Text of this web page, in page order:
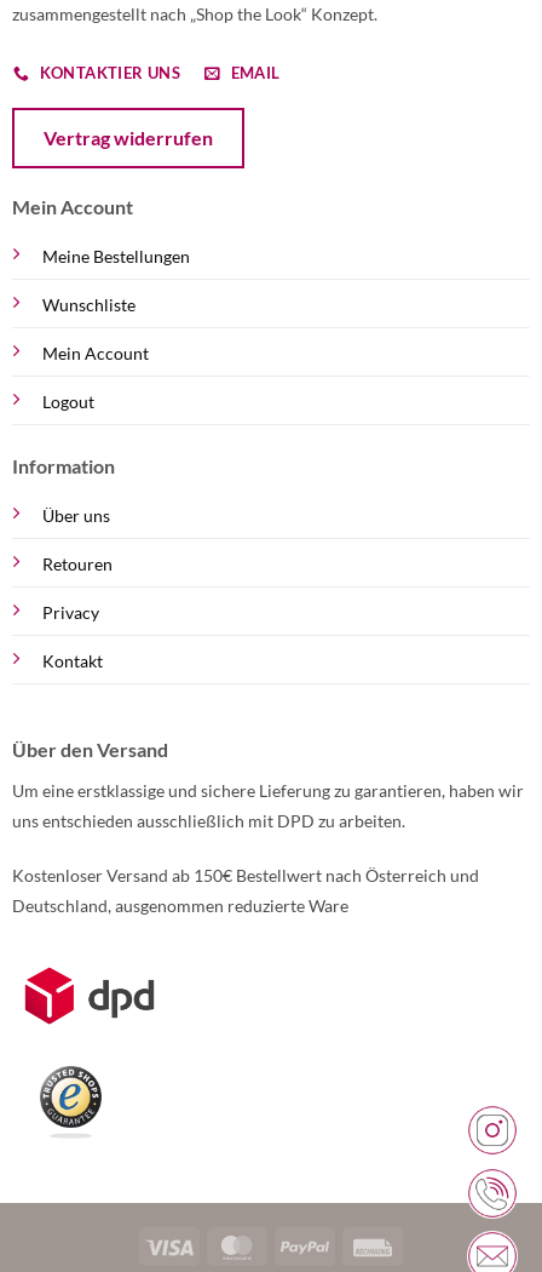
zusammengestellt nach „Shop the Look“ Konzept.
KONTAKTIER UNS EMAIL
Vertrag widerrufen
Mein Account
Meine Bestellungen
Wunschliste
Mein Account
Logout
Information
Über uns
Retouren
Privacy
Kontakt
Über den Versand
Um eine erstklassige und sichere Lieferung zu garantieren, haben wir
uns entschieden ausschließlich mit DPD zu arbeiten.
Kostenloser Versand ab 150€ Bestellwert nach Österreich und
Deutschland, ausgenommen reduzierte Ware
Weitere Informationen über den gesperrten Inhalt.
Visa MasterCardPayPal